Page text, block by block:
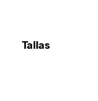
Tallas